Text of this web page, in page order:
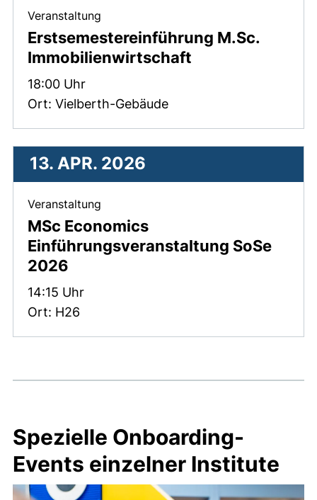
Erstsemestereinführung M.Sc.
Immobilienwirtschaft
Veranstaltung
Zeit:
18:00 Uhr
Ort: Vielberth-Gebäude
MSc Economics
Einführungsveranstaltung SoSe
2026
Veranstaltung
Zeit:
14:15 Uhr
Ort: H26
13. APR. 2026
Spezielle Onboarding-
Events einzelner Institute